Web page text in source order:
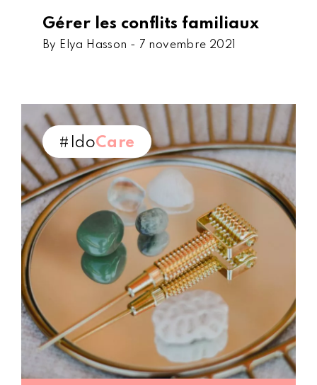
Gérer les conflits familiaux
By Elya Hasson - 7 novembre 2021
#IdoCare